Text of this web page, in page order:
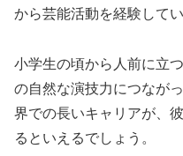
から芸能活動を経験して
小学生の頃から人前に立
の自然な演技力につなが
界での長いキャリアが、
るといえるでしょう。